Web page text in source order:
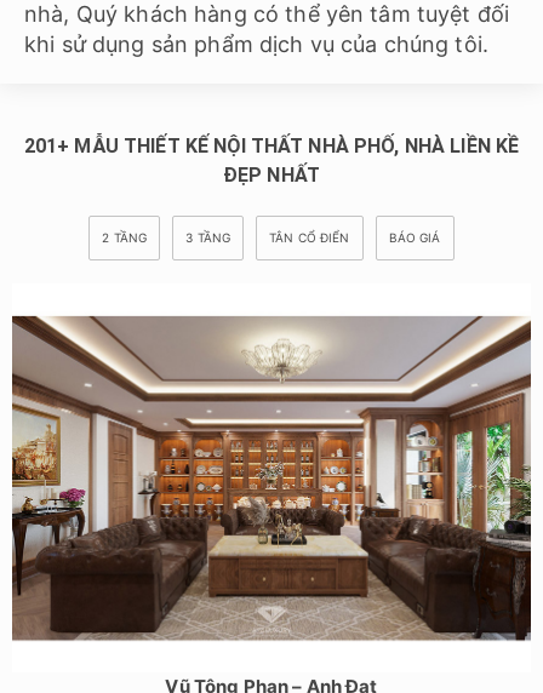
nhà, Quý khách hàng có thể yên tâm tuyệt đối
khi sử dụng sản phẩm dịch vụ của chúng tôi.
201+ MẪU THIẾT KẾ NỘI THẤT NHÀ PHỐ, NHÀ LIỀN KỀ
ĐẸP NHẤT
2 TẦNG 3 TẦNG TÂN CỔ ĐIỂN BÁO GIÁ
Vũ Tông Phan – Anh Đạt